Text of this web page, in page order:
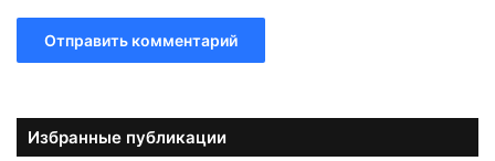
Избранные публикации